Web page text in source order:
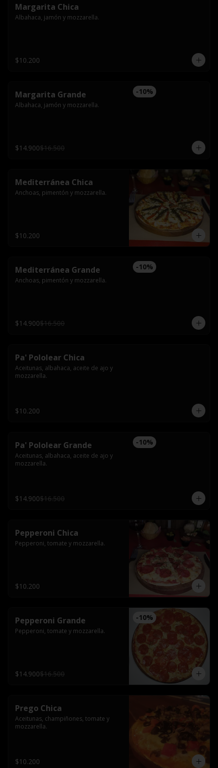
Margarita Chica
Albahaca, jamón y mozzarella.
$10.200
-10%
Margarita Grande
Albahaca, jamón y mozzarella.
$14.900$16.500
Mediterránea Chica
Anchoas, pimentón y mozzarella.
$10.200
-10%
Mediterránea Grande
Anchoas, pimentón y mozzarella.
$14.900$16.500
Pa' Pololear Chica
Aceitunas, albahaca, aceite de ajo y
mozzarella.
$10.200
-10%
Pa' Pololear Grande
Aceitunas, albahaca, aceite de ajo y
mozzarella.
$14.900$16.500
Pepperoni Chica
Pepperoni, tomate y mozzarella.
$10.200
-10%
Pepperoni Grande
Pepperoni, tomate y mozzarella.
$14.900$16.500
Prego Chica
Aceitunas, champiñones, tomate y
mozzarella.
$10.200